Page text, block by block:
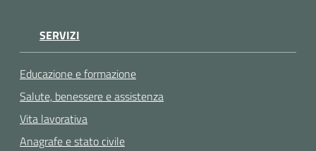
SERVIZI
Educazione e formazione
Salute, benessere e assistenza
Vita lavorativa
Anagrafe e stato civile